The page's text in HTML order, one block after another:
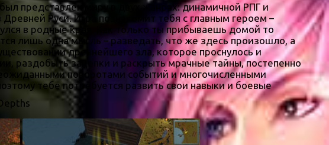
представлен миру в двух жанрах: динамичной РПГ и
Руси. Игра познакомит тебя с главным героем –
в родные края. Как только ты прибываешь домой то
лишь одна мысль – разведать, что же здесь произошло, а
древнейшего зла, которое проснулось и
раздобыть зацепки и раскрыть мрачные тайны, постепенно
поворотами событий и многочисленными
тебе потребуется развить свои навыки и боевые